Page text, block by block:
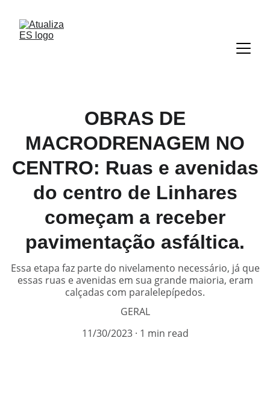
OBRAS DE
MACRODRENAGEM NO
CENTRO: Ruas e avenidas
do centro de Linhares
começam a receber
pavimentação asfáltica.
Essa etapa faz parte do nivelamento necessário, já que
essas ruas e avenidas em sua grande maioria, eram
calçadas com paralelepípedos.
GERAL
11/30/2023
1 min read